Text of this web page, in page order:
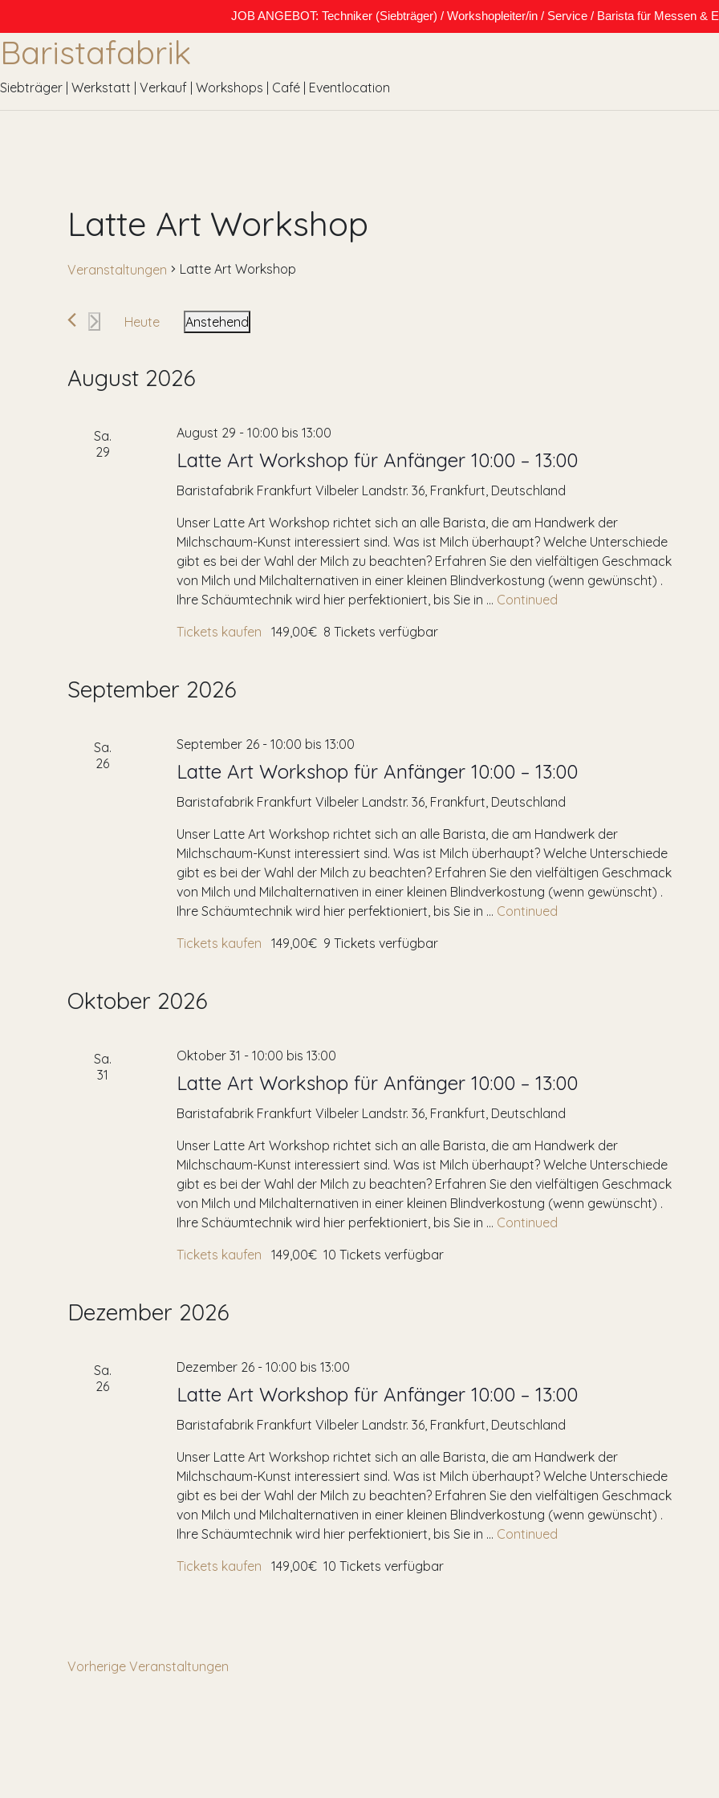
JOB ANGEBOT: Techniker (Siebträger) / Workshopleiter/in / Service / Barista für Messen &
Baristafabrik
Siebträger | Werkstatt | Verkauf | Workshops | Café | Eventlocation
Latte Art Workshop
Veranstaltungen Latte Art Workshop
Veranstaltungen
Heute
Anstehend
August 2026
Sa.
29
Latte Art Workshop für Anfänger 10:00 – 13:00
August 29 - 10:00 bis 13:00
Baristafabrik Frankfurt Vilbeler Landstr. 36, Frankfurt, Deutschland
Unser Latte Art Workshop richtet sich an alle Barista, die am Handwerk der
Milchschaum-Kunst interessiert sind. Was ist Milch überhaupt? Welche Unterschiede
gibt es bei der Wahl der Milch zu beachten? Erfahren Sie den vielfältigen Geschmack
von Milch und Milchalternativen in einer kleinen Blindverkostung (wenn gewünscht) .
Ihre Schäumtechnik wird hier perfektioniert, bis Sie in … Continued
Tickets kaufen
149,00€ 8 Tickets verfügbar
September 2026
Sa.
26
Latte Art Workshop für Anfänger 10:00 – 13:00
September 26 - 10:00 bis 13:00
Baristafabrik Frankfurt Vilbeler Landstr. 36, Frankfurt, Deutschland
Unser Latte Art Workshop richtet sich an alle Barista, die am Handwerk der
Milchschaum-Kunst interessiert sind. Was ist Milch überhaupt? Welche Unterschiede
gibt es bei der Wahl der Milch zu beachten? Erfahren Sie den vielfältigen Geschmack
von Milch und Milchalternativen in einer kleinen Blindverkostung (wenn gewünscht) .
Ihre Schäumtechnik wird hier perfektioniert, bis Sie in … Continued
Tickets kaufen
149,00€ 9 Tickets verfügbar
Oktober 2026
Sa.
31
Latte Art Workshop für Anfänger 10:00 – 13:00
Oktober 31 - 10:00 bis 13:00
Baristafabrik Frankfurt Vilbeler Landstr. 36, Frankfurt, Deutschland
Unser Latte Art Workshop richtet sich an alle Barista, die am Handwerk der
Milchschaum-Kunst interessiert sind. Was ist Milch überhaupt? Welche Unterschiede
gibt es bei der Wahl der Milch zu beachten? Erfahren Sie den vielfältigen Geschmack
von Milch und Milchalternativen in einer kleinen Blindverkostung (wenn gewünscht) .
Ihre Schäumtechnik wird hier perfektioniert, bis Sie in … Continued
Tickets kaufen
149,00€ 10 Tickets verfügbar
Dezember 2026
Sa.
26
Latte Art Workshop für Anfänger 10:00 – 13:00
Dezember 26 - 10:00 bis 13:00
Baristafabrik Frankfurt Vilbeler Landstr. 36, Frankfurt, Deutschland
Unser Latte Art Workshop richtet sich an alle Barista, die am Handwerk der
Milchschaum-Kunst interessiert sind. Was ist Milch überhaupt? Welche Unterschiede
gibt es bei der Wahl der Milch zu beachten? Erfahren Sie den vielfältigen Geschmack
von Milch und Milchalternativen in einer kleinen Blindverkostung (wenn gewünscht) .
Ihre Schäumtechnik wird hier perfektioniert, bis Sie in … Continued
Tickets kaufen
149,00€ 10 Tickets verfügbar
Vorherige Veranstaltungen